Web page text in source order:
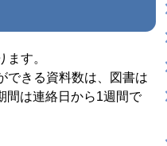
す。
できる資料数は、図書は
間は連絡日から1週間で